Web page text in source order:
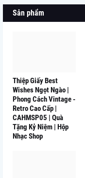
Sản phẩm
Thiệp Giấy Best
Wishes Ngọt Ngào |
Phong Cách Vintage -
Retro Cao Cấp |
CAHMSP05 | Quà
Tặng Kỷ Niệm | Hộp
Nhạc Shop